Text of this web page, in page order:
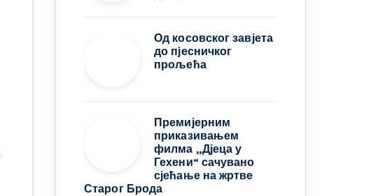
Од косовског завјета
до пјесничког
прољећа
Премијерним
приказивањем
филма „Дјеца у
Гехени“ сачувано
сјећање на жртве
Старог Брода